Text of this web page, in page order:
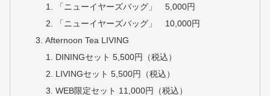
「ニューイヤーズバッグ」 5,000円
「ニューイヤーズバッグ」 10,000円
Afternoon Tea LIVING
DININGセット 5,500円（税込）
LIVINGセット 5,500円（税込）
WEB限定セット 11,000円（税込）